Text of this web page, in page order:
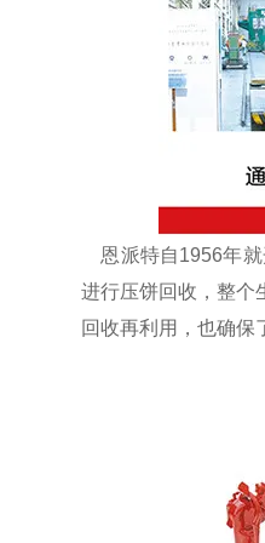
恩派特自1956年就
进行压饼回收，整个
回收再利用，也确保